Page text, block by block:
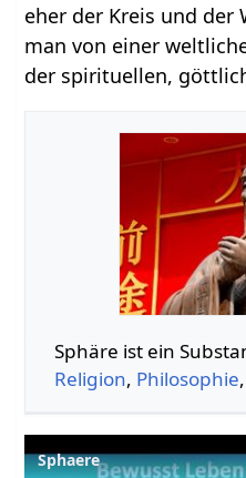
eher der Kreis und der
man von einer
der spirituellen,
Sphäre‏‎ ist ein
Religion, Philosophie,
Sphaere